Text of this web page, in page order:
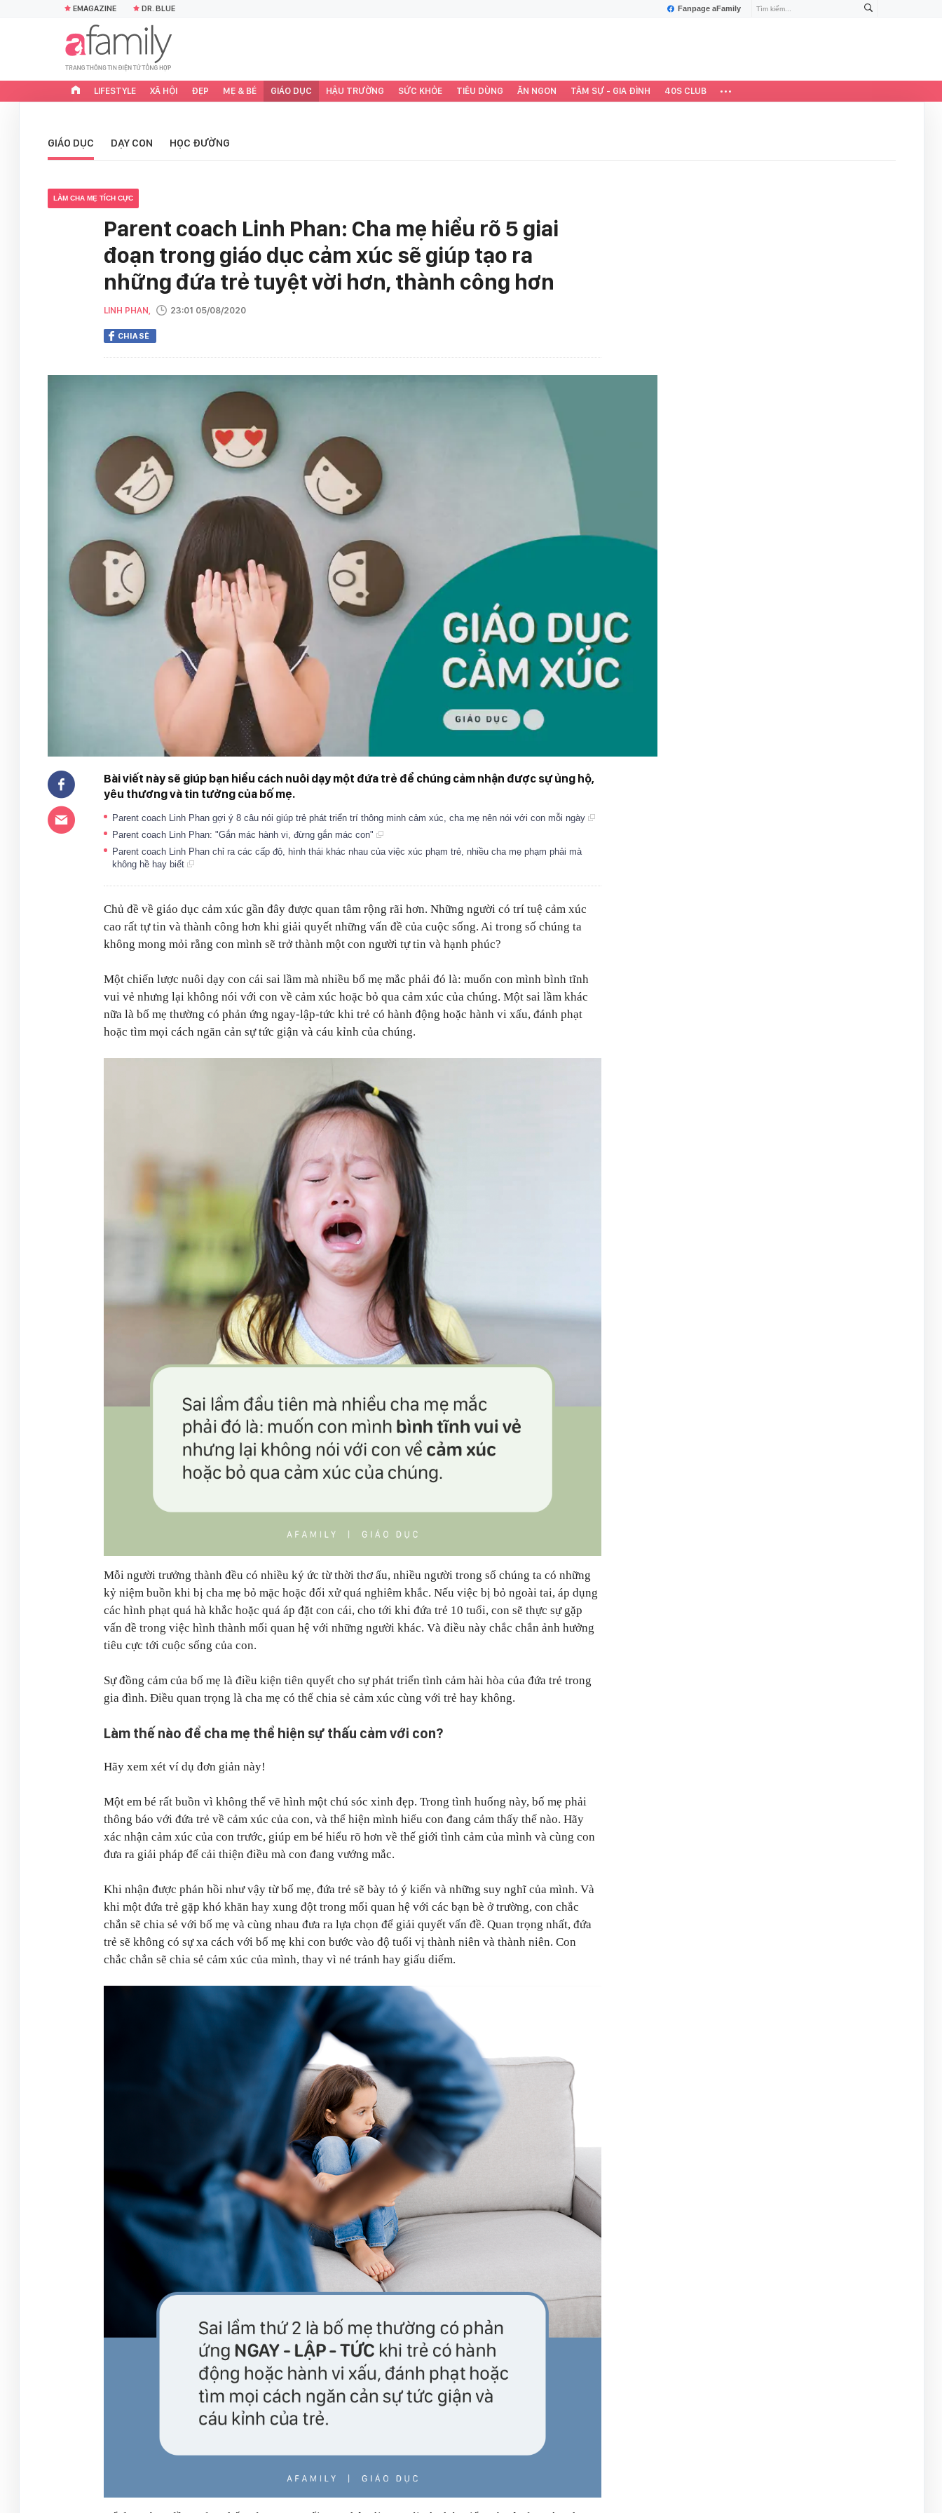
Fanpage aFamily
EMAGAZINE DR. BLUE
LIFESTYLE XÃ HỘI ĐẸP MẸ & BÉ GIÁO DỤC HẬU TRƯỜNG SỨC KHỎE TIÊU DÙNG ĂN NGON TÂM SỰ - GIA ĐÌNH 40S CLUB
GIÁO DỤC DẠY CON HỌC ĐƯỜNG
LÀM CHA MẸ TÍCH CỰC
Parent coach Linh Phan: Cha mẹ hiểu rõ 5 giai
đoạn trong giáo dục cảm xúc sẽ giúp tạo ra
những đứa trẻ tuyệt vời hơn, thành công hơn
LINH PHAN, 23:01 05/08/2020
CHIA SẺ
Bài viết này sẽ giúp bạn hiểu cách nuôi dạy một đứa trẻ để chúng cảm nhận được sự ủng hộ,
yêu thương và tin tưởng của bố mẹ.
Parent coach Linh Phan gợi ý 8 câu nói giúp trẻ phát triển trí thông minh cảm xúc, cha mẹ nên nói với con mỗi ngày
Parent coach Linh Phan: "Gắn mác hành vi, đừng gắn mác con"
Parent coach Linh Phan chỉ ra các cấp độ, hình thái khác nhau của việc xúc phạm trẻ, nhiều cha mẹ phạm phải mà
không hề hay biết
Chủ đề về giáo dục cảm xúc gần đây được quan tâm rộng rãi hơn. Những người có trí tuệ cảm xúc
cao rất tự tin và thành công hơn khi giải quyết những vấn đề của cuộc sống. Ai trong số chúng ta
không mong mỏi rằng con mình sẽ trở thành một con người tự tin và hạnh phúc?
Một chiến lược nuôi dạy con cái sai lầm mà nhiều bố mẹ mắc phải đó là: muốn con mình bình tĩnh
vui vẻ nhưng lại không nói với con về cảm xúc hoặc bỏ qua cảm xúc của chúng. Một sai lầm khác
nữa là bố mẹ thường có phản ứng ngay-lập-tức khi trẻ có hành động hoặc hành vi xấu, đánh phạt
hoặc tìm mọi cách ngăn cản sự tức giận và cáu kỉnh của chúng.
Mỗi người trưởng thành đều có nhiều ký ức từ thời thơ ấu, nhiều người trong số chúng ta có những
kỷ niệm buồn khi bị cha mẹ bỏ mặc hoặc đối xử quá nghiêm khắc. Nếu việc bị bỏ ngoài tai, áp dụng
các hình phạt quá hà khắc hoặc quá áp đặt con cái, cho tới khi đứa trẻ 10 tuổi, con sẽ thực sự gặp
vấn đề trong việc hình thành mối quan hệ với những người khác. Và điều này chắc chắn ảnh hưởng
tiêu cực tới cuộc sống của con.
Sự đồng cảm của bố mẹ là điều kiện tiên quyết cho sự phát triển tình cảm hài hòa của đứa trẻ trong
gia đình. Điều quan trọng là cha mẹ có thể chia sẻ cảm xúc cùng với trẻ hay không.
Làm thế nào để cha mẹ thể hiện sự thấu cảm với con?
Hãy xem xét ví dụ đơn giản này!
Một em bé rất buồn vì không thể vẽ hình một chú sóc xinh đẹp. Trong tình huống này, bố mẹ phải
thông báo với đứa trẻ về cảm xúc của con, và thể hiện mình hiểu con đang cảm thấy thế nào. Hãy
xác nhận cảm xúc của con trước, giúp em bé hiểu rõ hơn về thế giới tình cảm của mình và cùng con
đưa ra giải pháp để cải thiện điều mà con đang vướng mắc.
Khi nhận được phản hồi như vậy từ bố mẹ, đứa trẻ sẽ bày tỏ ý kiến và những suy nghĩ của mình. Và
khi một đứa trẻ gặp khó khăn hay xung đột trong mối quan hệ với các bạn bè ở trường, con chắc
chắn sẽ chia sẻ với bố mẹ và cùng nhau đưa ra lựa chọn để giải quyết vấn đề. Quan trọng nhất, đứa
trẻ sẽ không có sự xa cách với bố mẹ khi con bước vào độ tuổi vị thành niên và thành niên. Con
chắc chắn sẽ chia sẻ cảm xúc của mình, thay vì né tránh hay giấu diếm.